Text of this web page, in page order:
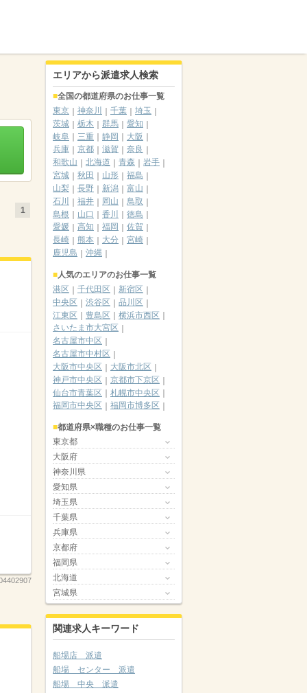
1
エリアから派遣求人検索
全国の都道府県のお仕事一覧
東京
神奈川 千葉
埼玉
茨城
栃木 群馬
愛知
岐阜
三重 静岡
大阪
兵庫
京都 滋賀
奈良
和歌山
北海道 青森
岩手
宮城
秋田 山形
福島
山梨
長野 新潟
富山
石川
福井 岡山
鳥取
島根
山口 香川
徳島
愛媛
高知 福岡
佐賀
長崎
熊本 大分
宮崎
鹿児島
沖縄
人気のエリアのお仕事一覧
港区
千代田区
新宿区
中央区
渋谷区
品川区
江東区
豊島区
横浜市西区
さいたま市大宮区
名古屋市中区
名古屋市中村区
大阪市中央区
大阪市北区
神戸市中央区
京都市下京区
仙台市青葉区
札幌市中央区
福岡市中央区
福岡市博多区
都道府県×職種のお仕事一覧
東京都
大阪府
神奈川県
愛知県
埼玉県
千葉県
兵庫県
京都府
福岡県
北海道
宮城県
関連求人キーワード
船場店 派遣
船場 センター 派遣
船場 中央 派遣